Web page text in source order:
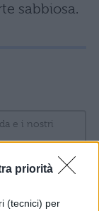
priorità
(tecnici) per
sabbiosa.